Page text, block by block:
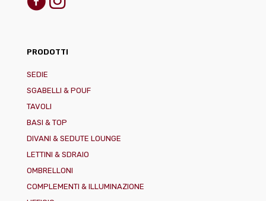
PRODOTTI
SEDIE
SGABELLI & POUF
TAVOLI
BASI & TOP
DIVANI & SEDUTE LOUNGE
LETTINI & SDRAIO
OMBRELLONI
COMPLEMENTI & ILLUMINAZIONE